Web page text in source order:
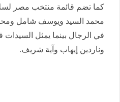
كما تضم قائمة منتخب مصر
محمد السيد ويوسف شامل
في الرجال بينما يمثل
وناردين إيهاب وآية شريف.